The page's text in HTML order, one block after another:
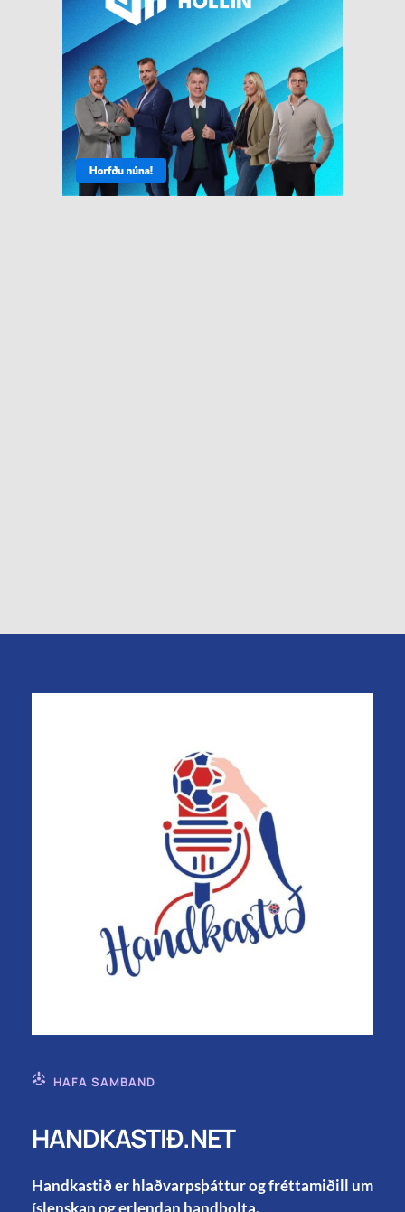
HAFA SAMBAND
HANDKASTIÐ.NET
Handkastið er hlaðvarpsþáttur og fréttamiðill um
íslenskan og erlendan handbolta.